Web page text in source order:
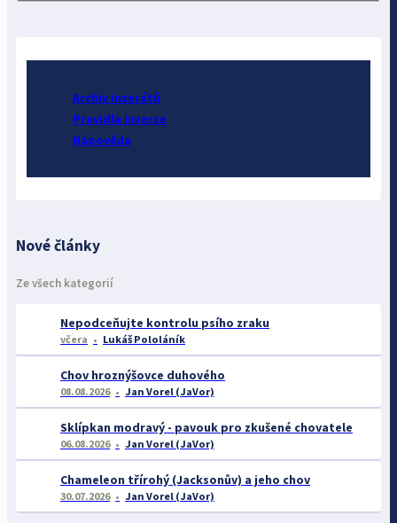
Archiv inzerátů
Pravidla inzerce
Nápověda
Nové články
Ze všech kategorií
Nepodceňujte kontrolu psího zraku
včera Lukáš Pololáník
Chov hroznýšovce duhového
08.08.2026 Jan Vorel (JaVor)
Sklípkan modravý - pavouk pro zkušené chovatele
06.08.2026 Jan Vorel (JaVor)
Chameleon třírohý (Jacksonův) a jeho chov
30.07.2026 Jan Vorel (JaVor)